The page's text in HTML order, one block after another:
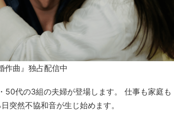
作曲』独占配信中
50代の3組の夫婦が登場します。 仕事も家庭も
突然不協和音が生じ始めます。